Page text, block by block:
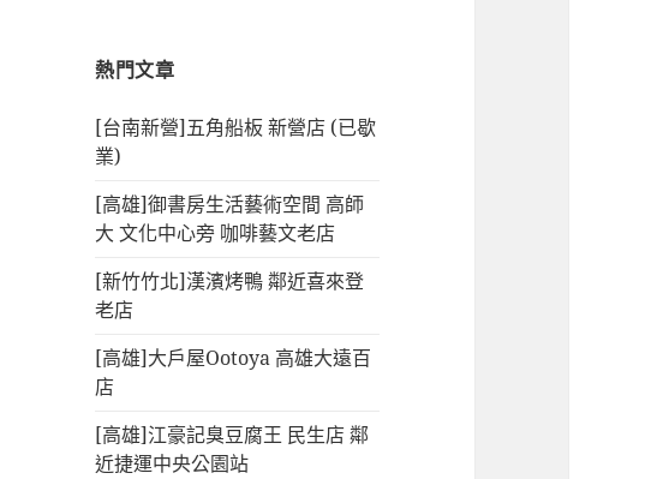
熱門文章
[台南新營]五角船板 新營店 (已歇
業)
[高雄]御書房生活藝術空間 高師
大 文化中心旁 咖啡藝文老店
[新竹竹北]漢濱烤鴨 鄰近喜來登
老店
[高雄]大戶屋Ootoya 高雄大遠百
店
[高雄]江豪記臭豆腐王 民生店 鄰
近捷運中央公園站